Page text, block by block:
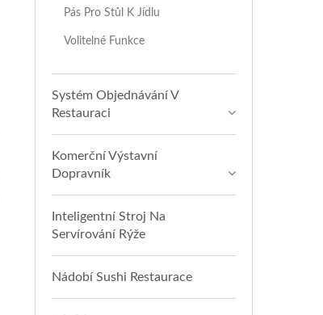
Pás Pro Stůl K Jídlu
Volitelné Funkce
Systém Objednávání V
Restauraci
Komerční Výstavní
Dopravník
Inteligentní Stroj Na
Servírování Rýže
Nádobí Sushi Restaurace